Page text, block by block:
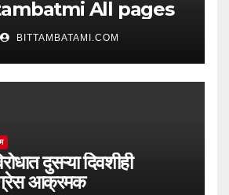
Bitambatmi All pages
BITTAMBATAMI.COM
दुसऱ्या दिवशीही
आक्रमक